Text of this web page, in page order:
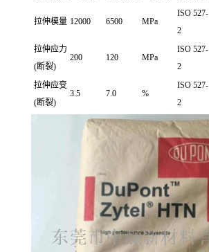
拉伸模量 12000 6500 MPa
ISO 527-
2
拉伸应力
(断裂)
200 120 MPa
ISO 527-
2
拉伸应变
(断裂)
3.5 7.0 %
ISO 527-
2